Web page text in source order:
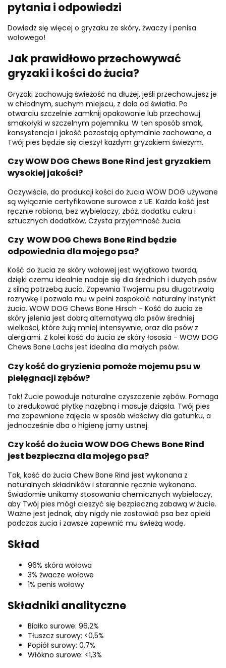
pytania i odpowiedzi
Dowiedz się więcej o gryzaku ze skóry, żwaczy i penisa
wołowego!
Jak prawidłowo przechowywać
gryzaki i kości do żucia?
Gryzaki zachowują świeżość na dłużej, jeśli przechowujesz je
w chłodnym, suchym miejscu, z dala od światła. Po
otwarciu szczelnie zamknij opakowanie lub przechowuj
smakołyki w szczelnym pojemniku. W ten sposób smak,
konsystencja i jakość pozostają optymalnie zachowane, a
Twój pies będzie się cieszył każdym gryzakiem świeżym.
Czy WOW DOG Chews Bone Rind jest gryzakiem
wysokiej jakości?
Oczywiście, do produkcji kości do żucia WOW DOG używane
są wyłącznie certyfikowane surowce z UE. Każda kość jest
ręcznie robiona, bez wybielaczy, zbóż, dodatku cukru i
sztucznych dodatków. Czysta przyjemność żucia.
Czy WOW DOG Chews Bone Rind będzie
odpowiednia dla mojego psa?
Kość do żucia ze skóry wołowej jest wyjątkowo twarda,
dzięki czemu idealnie nadaje się dla średnich i dużych psów
z silną potrzebą żucia. Zapewnia Twojemu psu długotrwałą
rozrywkę i pozwala mu w pełni zaspokoić naturalny instynkt
żucia. WOW DOG Chews Bone Hirsch - Kość do żucia ze
skóry jelenia jest dobrą alternatywą dla psów średniej
wielkości, które żują mniej intensywnie, oraz dla psów z
alergiami. Z kolei kość do żucia ze skóry łososia - WOW DOG
Chews Bone Lachs jest idealna dla małych psów.
Czy kość do gryzienia pomoże mojemu psu w
pielęgnacji zębów?
Tak! Żucie powoduje naturalne czyszczenie zębów. Pomaga
to zredukować płytkę nazębną i masuje dziąsła. Twój pies
ma zapewnione zajęcie w sposób właściwy dla gatunku, a
jednocześnie dba o higienę jamy ustnej.
Czy kość do żucia WOW DOG Chews Bone Rind
jest bezpieczna dla mojego psa?
Tak, kość do żucia Chew Bone Rind jest wykonana z
naturalnych składników i starannie ręcznie wykonana.
Świadomie unikamy stosowania chemicznych wybielaczy,
aby Twój pies mógł cieszyć się bezpieczną zabawą w żucie.
Ważne jest jednak, aby nigdy nie zostawiać psa bez opieki
podczas żucia i zawsze zapewnić mu świeżą wodę.
Skład
96% skóra wołowa
3% żwacze wołowe
1% penis wołowy
Składniki analityczne
Białko surowe: 96,2%
Tłuszcz surowy: <0,5%
Popiół surowy: 0,7%
Włókno surowe: <1,3%